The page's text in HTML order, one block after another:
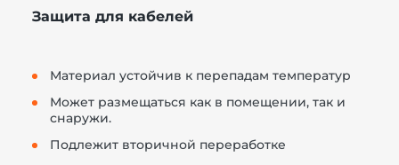
Защита для кабелей
Материал устойчив к перепадам температур
Может размещаться как в помещении, так и
снаружи.
Подлежит вторичной переработке